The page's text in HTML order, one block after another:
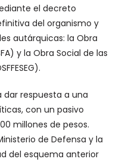
el decreto
del organismo y
autárquicas: la Obra
y la Obra Social de las
dar respuesta a una
con un pasivo
millones de pesos.
de Defensa y la
del esquema anterior